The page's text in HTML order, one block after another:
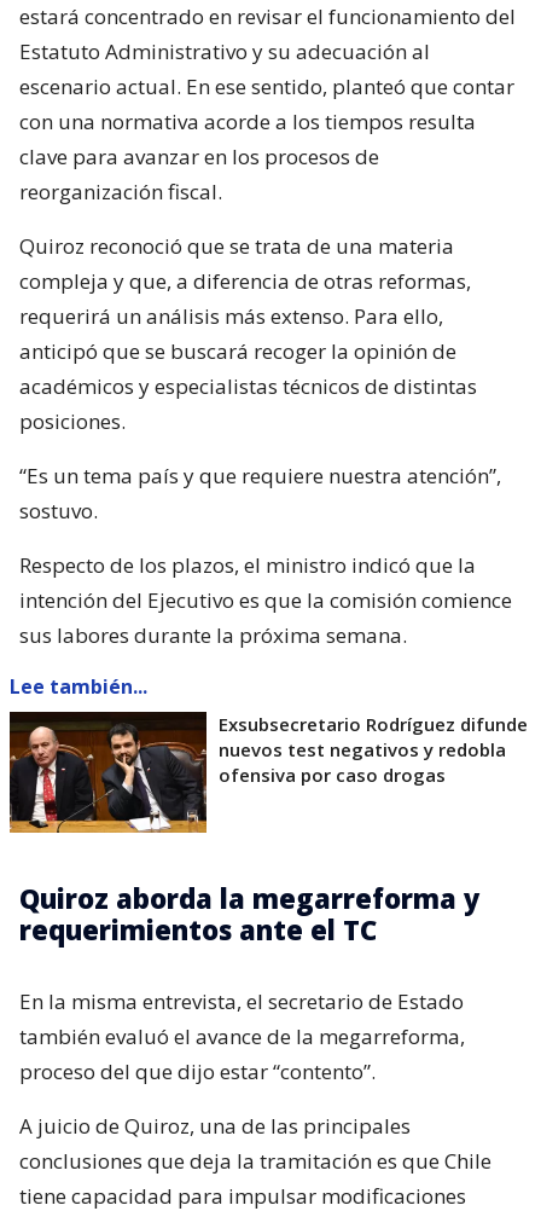
estará concentrado en revisar el funcionamiento del
Estatuto Administrativo y su adecuación al
escenario actual. En ese sentido, planteó que contar
con una normativa acorde a los tiempos resulta
clave para avanzar en los procesos de
reorganización fiscal.
Quiroz reconoció que se trata de una materia
compleja y que, a diferencia de otras reformas,
requerirá un análisis más extenso. Para ello,
anticipó que se buscará recoger la opinión de
académicos y especialistas técnicos de distintas
posiciones.
“Es un tema país y que requiere nuestra atención”,
sostuvo.
Respecto de los plazos, el ministro indicó que la
intención del Ejecutivo es que la comisión comience
sus labores durante la próxima semana.
Lee también...
Exsubsecretario Rodríguez difunde
nuevos test negativos y redobla
ofensiva por caso drogas
Quiroz aborda la megarreforma y
requerimientos ante el TC
En la misma entrevista, el secretario de Estado
también evaluó el avance de la megarreforma,
proceso del que dijo estar “contento”.
A juicio de Quiroz, una de las principales
conclusiones que deja la tramitación es que Chile
tiene capacidad para impulsar modificaciones